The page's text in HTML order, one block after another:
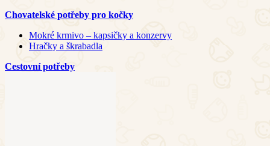
Chovatelské potřeby pro kočky
Mokré krmivo – kapsičky a konzervy
Hračky a škrabadla
Cestovní potřeby